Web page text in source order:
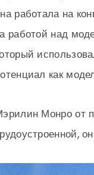
работала на
работой над
как
Монро от